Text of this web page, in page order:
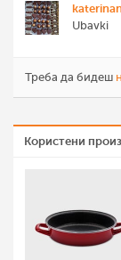
Ubavki
Треба да бидеш
Користени